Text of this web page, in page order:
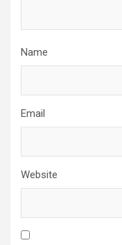
Name
Email
Website